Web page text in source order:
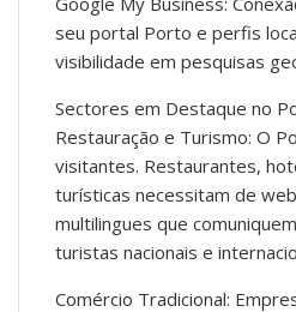
seu portal Porto e perfis
visibilidade em pesquisas
Sectores em Destaque no
Restauração e Turismo: O
visitantes. Restaurantes,
turísticas necessitam de
multilingues que
turistas nacionais e
Comércio Tradicional: